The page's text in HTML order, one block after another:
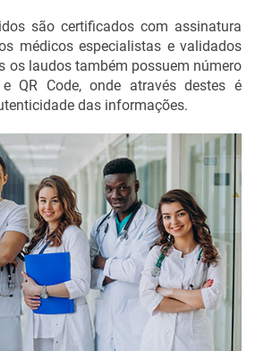
são certificados com assinatura
médicos especialistas e validados
os laudos também possuem número
QR Code, onde através destes é
das informações.